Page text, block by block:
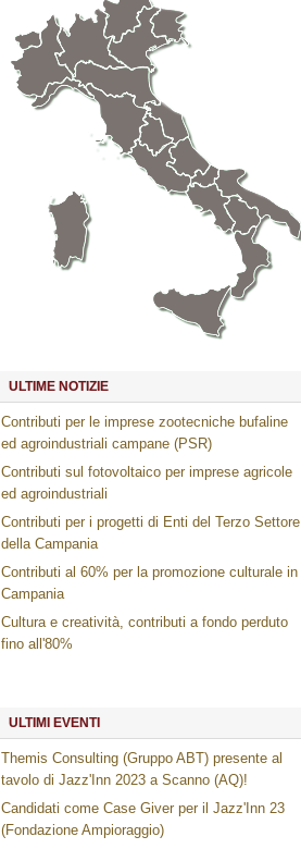
Abruzzo
Basilicata
Emilia Romagna
Friuli
Venezia
Giulia
Lombardia
Marche
Molise
Piemonte
Puglia
Trentino
Adige
Umbria
Valle
d'Aosta
ULTIME NOTIZIE
Contributi per le imprese zootecniche bufaline
ed agroindustriali campane (PSR)
Contributi sul fotovoltaico per imprese agricole
ed agroindustriali
Contributi per i progetti di Enti del Terzo Settore
della Campania
Contributi al 60% per la promozione culturale in
Campania
Cultura e creatività, contributi a fondo perduto
fino all'80%
ULTIMI EVENTI
Themis Consulting (Gruppo ABT) presente al
tavolo di Jazz'Inn 2023 a Scanno (AQ)!
Candidati come Case Giver per il Jazz'Inn 23
(Fondazione Ampioraggio)